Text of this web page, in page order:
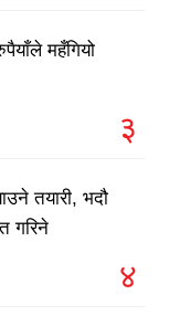
महँगियो
३
तयारी, भदौ
गरिने
४